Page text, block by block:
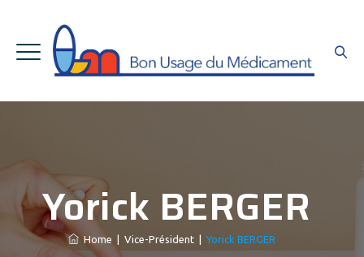
Yorick BERGER
Home Vice-Président |Yorick BERGER